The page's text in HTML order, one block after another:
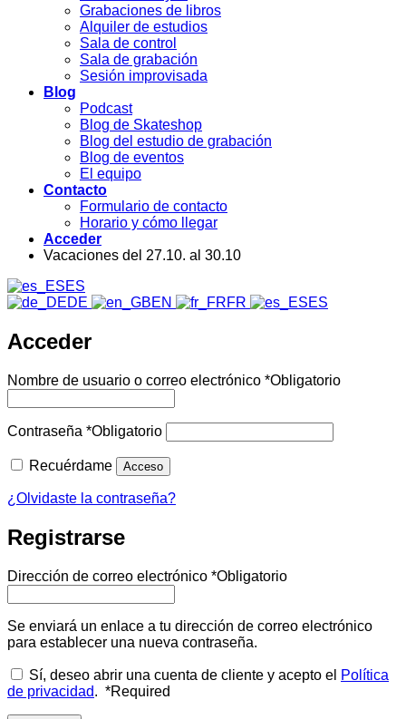
Grabaciones de libros
Alquiler de estudios
Sala de control
Sala de grabación
Sesión improvisada
Blog
Podcast
Blog de Skateshop
Blog del estudio de grabación
Blog de eventos
El equipo
Contacto
Formulario de contacto
Horario y cómo llegar
Acceder
Vacaciones del 27.10. al 30.10
ES
DE
EN FR ES
Acceder
Nombre de usuario o correo electrónico *Obligatorio
Contraseña *Obligatorio
Recuérdame Acceso
¿Olvidaste la contraseña?
Registrarse
Dirección de correo electrónico *Obligatorio
Se enviará un enlace a tu dirección de correo electrónico
para establecer una nueva contraseña.
Sí, deseo abrir una cuenta de cliente y acepto el Política
de privacidad. *Required